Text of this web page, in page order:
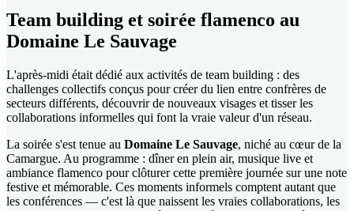
Team building et soirée flamenco au
Domaine Le Sauvage
L'après-midi était dédié aux activités de team building : des
challenges collectifs conçus pour créer du lien entre confrères de
secteurs différents, découvrir de nouveaux visages et tisser les
collaborations informelles qui font la vraie valeur d'un réseau.
La soirée s'est tenue au Domaine Le Sauvage, niché au cœur de la
Camargue. Au programme : dîner en plein air, musique live et
ambiance flamenco pour clôturer cette première journée sur une note
festive et mémorable. Ces moments informels comptent autant que
les conférences — c'est là que naissent les vraies collaborations, les